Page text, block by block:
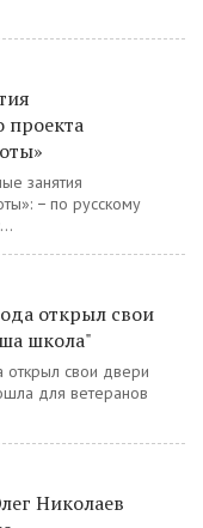
проекта
занятия
− по русскому
открыл свои
школа"
свои двери
для ветеранов
Николаев